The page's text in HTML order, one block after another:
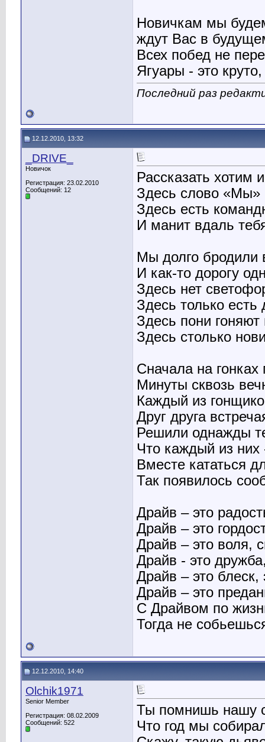
Новичкам мы
ждут Вас в
Всех побед не
Ягуары - это
Последний раз
12.12.2010, 13:32
_DRIVE_
Новичок
Регистрация: 23.02.2010
Сообщений: 12
Рассказать хотим
Здесь слово «Мы»
Здесь есть
И манит вдаль
Мы долго бродили
И как-то дорогу
Здесь нет
Здесь только есть
Здесь пони
Здесь столько
Сначала на
Минуты сквозь
Каждый из
Друг друга
Решили однажды
Что каждый из них
Вместе кататься
Так появилось
Драйв – это
Драйв – это
Драйв – это воля,
Драйв - это
Драйв – это блеск,
Драйв – это
С Драйвом по
Тогда не
12.12.2010, 14:40
Olchik1971
Senior Member
Регистрация: 08.02.2009
Сообщений: 522
Ты помнишь нашу
Что год мы